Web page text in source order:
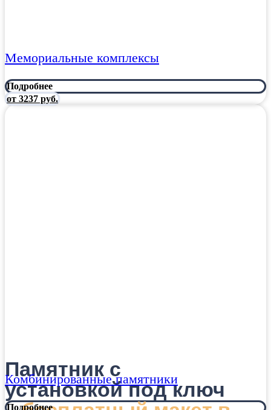
Памятник с
установкой под ключ
Мемориальные комплексы
Подробнее
от 3237 руб.
Комбинированные памятники
Подробнее